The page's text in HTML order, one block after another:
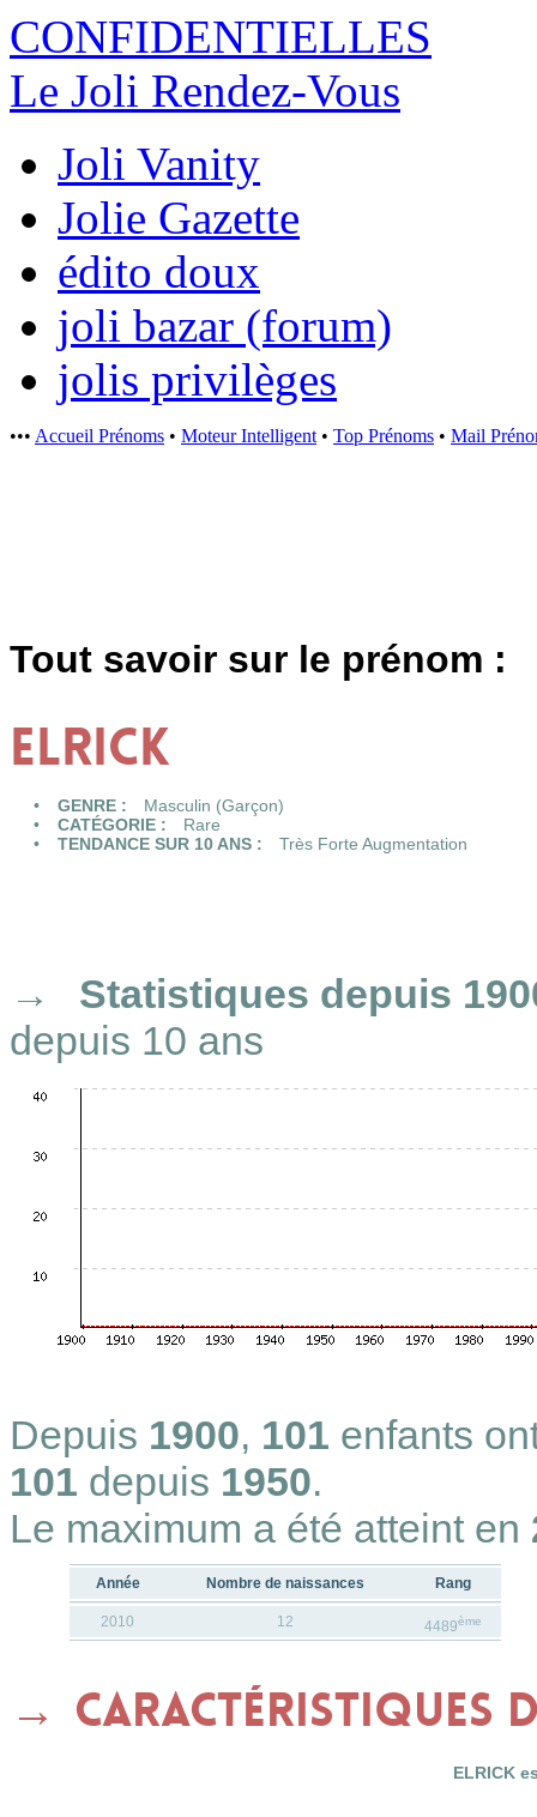
CONFIDENTIELLES
Le Joli Rendez-Vous
Joli Vanity
Jolie Gazette
édito doux
joli bazar (forum)
jolis privilèges
••• Accueil Prénoms • Moteur Intelligent • Top Prénoms • Mail
Tout savoir sur le prénom :
ELRICK
GENRE :
Masculin (Garçon)
CATÉGORIE :
Rare
TENDANCE SUR 10 ANS :
Très Forte Augmentation
Statistiques depuis
depuis 10 ans
Depuis 1900, 101 enfants
101 depuis 1950.
Le maximum a été atteint en
Année Nombre de naissances Rang
2010 12 4489ème
Caractéristiques
ELRICK